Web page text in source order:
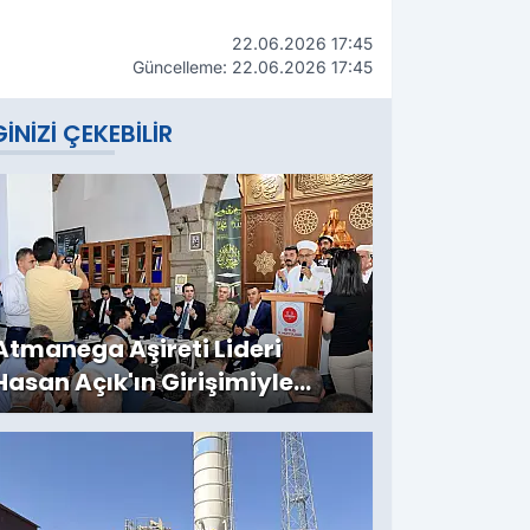
22.06.2026 17:45
Güncelleme: 22.06.2026 17:45
ÇEKEBILIR
Aşireti Lideri
Açık'ın Girişimiyle
Örnek Barış: İki Yıllık
Sona Erdi